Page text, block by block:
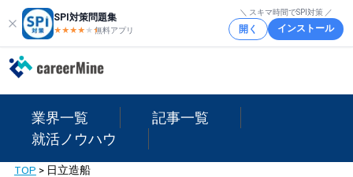
SPI対策問題集
★★★★ ★★
無料アプリ
＼ スキマ時間でSPI対策 ／
開く インストール
業界一覧
記事一覧
就活ノウハウ
TOP > 日立造船